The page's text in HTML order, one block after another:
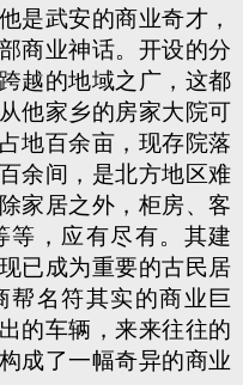
是武安的商业奇才，
商业神话。开设的分
越的地域之广，这都
他家乡的房家大院可
地百余亩，现存院落
余间，是北方地区难
家居之外，柜房、客
等，应有尽有。其建
已成为重要的古民居
帮名符其实的商业巨
的车辆，来来往往的
成了一幅奇异的商业